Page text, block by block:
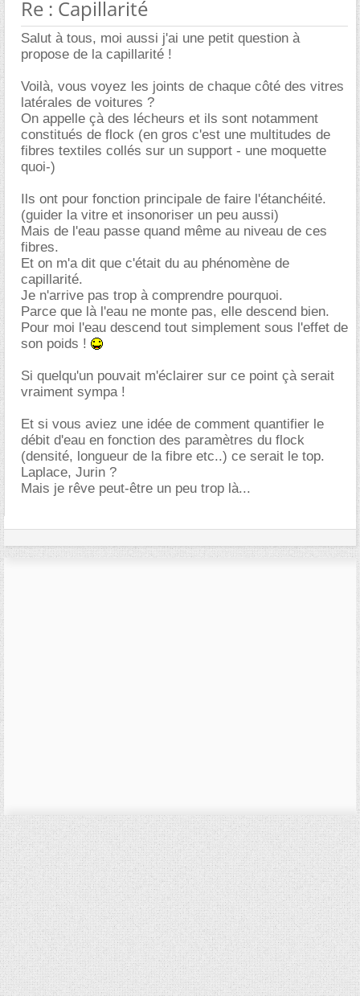
Re : Capillarité
Salut à tous, moi aussi j'ai une petit question à
propose de la capillarité !
Voilà, vous voyez les joints de chaque côté des vitres
latérales de voitures ?
On appelle çà des lécheurs et ils sont notamment
constitués de flock (en gros c'est une multitudes de
fibres textiles collés sur un support - une moquette
quoi-)
Ils ont pour fonction principale de faire l'étanchéité.
(guider la vitre et insonoriser un peu aussi)
Mais de l'eau passe quand même au niveau de ces
fibres.
Et on m'a dit que c'était du au phénomène de
capillarité.
Je n'arrive pas trop à comprendre pourquoi.
Parce que là l'eau ne monte pas, elle descend bien.
Pour moi l'eau descend tout simplement sous l'effet de
son poids !
Si quelqu'un pouvait m'éclairer sur ce point çà serait
vraiment sympa !
Et si vous aviez une idée de comment quantifier le
débit d'eau en fonction des paramètres du flock
(densité, longueur de la fibre etc..) ce serait le top.
Laplace, Jurin ?
Mais je rêve peut-être un peu trop là...